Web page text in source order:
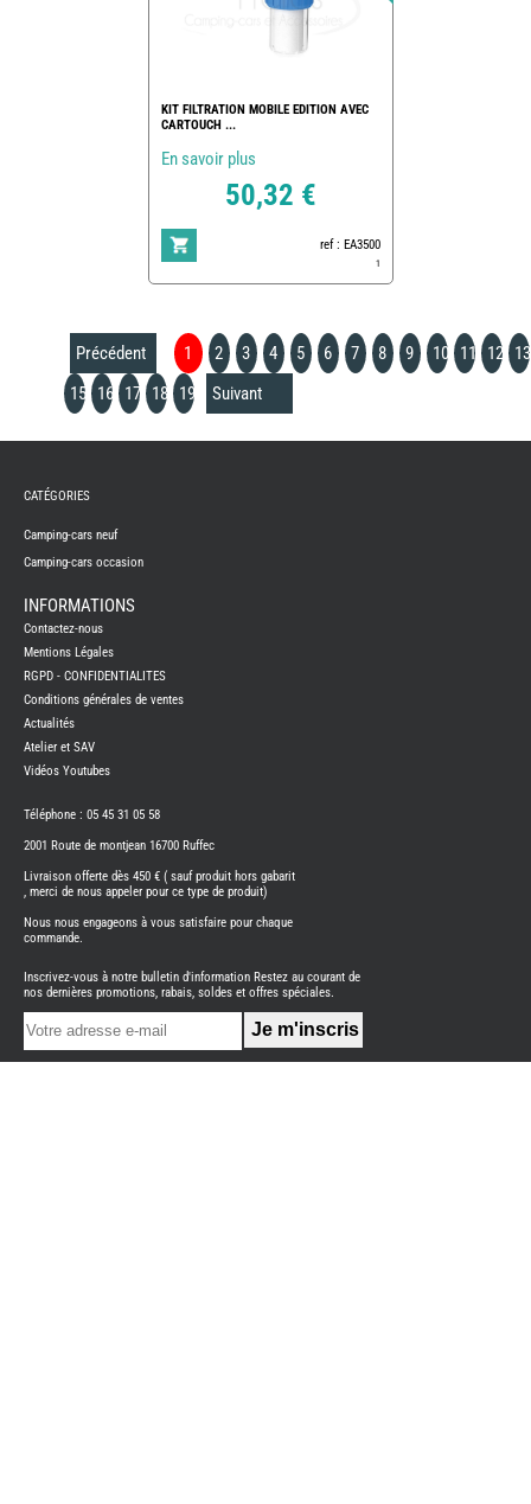
KIT FILTRATION MOBILE EDITION AVEC
CARTOUCH ...
En savoir plus
50,32 €
ref : EA3500
1
Précédent 1 2 3 4 5 6 7 8 9 10 11 12
13
15
16 17 18 19 Suivant
CAMPING-
NEUFS
CAMPING-
CAMPING-
BENIMAR
CAMPING-
CARADO
CAMPING-
ITINEO
CAMPING-
OCCASION
CARADO
NEUFS
FOURGON
BENIMAR
FOURGON
CATÉGORIES
Camping-cars neuf
Camping-cars occasion
INFORMATIONS
Contactez-nous
Mentions Légales
RGPD - CONFIDENTIALITES
Conditions générales de ventes
Actualités
Atelier et SAV
Vidéos Youtubes
Téléphone : 05 45 31 05 58
2001 Route de montjean 16700 Ruffec
Livraison offerte dès 450 € ( sauf produit hors gabarit
, merci de nous appeler pour ce type de produit)
Nous nous engageons à vous satisfaire pour chaque
commande.
Inscrivez-vous à notre bulletin d'information Restez au courant de
nos dernières promotions, rabais, soldes et offres spéciales.